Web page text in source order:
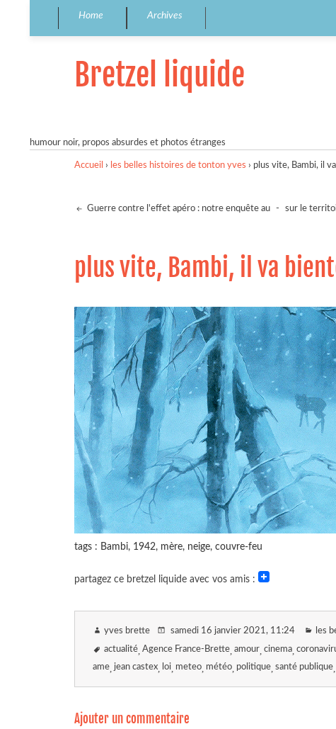
Home Archives
Bretzel liquide
humour noir, propos absurdes et photos étranges
Accueil › les belles histoires de tonton yves › plus vite, Bambi, il
Guerre contre l'effet apéro : notre enquête au - sur le
plus vite, Bambi, il va
tags : Bambi, 1942, mère, neige, couvre-feu
partagez ce bretzel liquide avec vos amis :
yves brette samedi 16 janvier 2021, 11:24 les
actualité Agence France-Brette amour cinema
ame jean castex loi meteo météo politique santé publique
Ajouter un commentaire